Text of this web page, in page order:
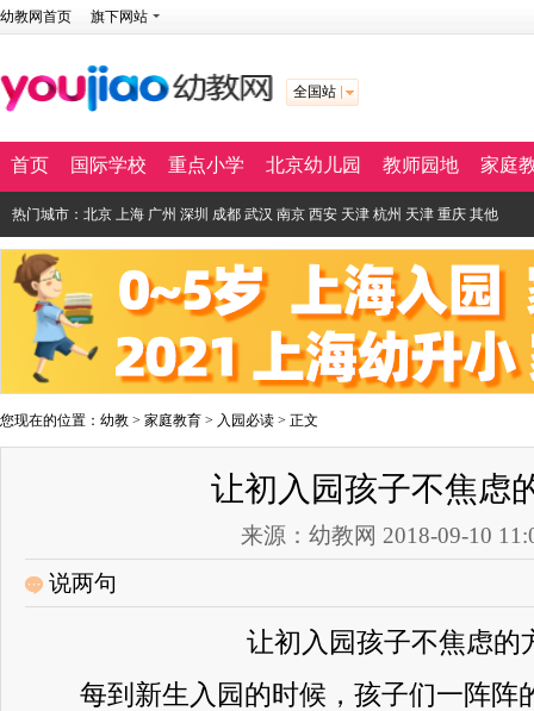
幼教网首页 旗下网站
全国站
首页 国际学校 重点小学 北京幼儿园 教师园地 家庭
热门城市： 北京 上海 广州 深圳 成都 武汉 南京 西安 天津 杭州 天津 重庆 其他
您现在的位置： 幼教 > 家庭教育 > 入园必读 > 正文
让初入园孩子不焦虑
来源：幼教网 2018-09-10
说两句
让初入园孩子不焦虑的
每到新生入园的时候，孩子们一阵阵